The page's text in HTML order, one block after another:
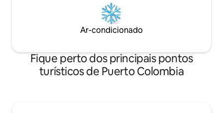
Ar-condicionado
Fique perto dos principais pontos
turísticos de Puerto Colombia